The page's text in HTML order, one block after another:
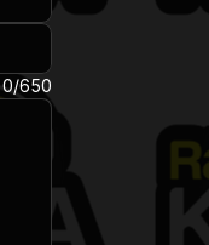
0/650